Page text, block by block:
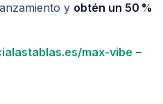
y obtén un 50 %
max-vibe –